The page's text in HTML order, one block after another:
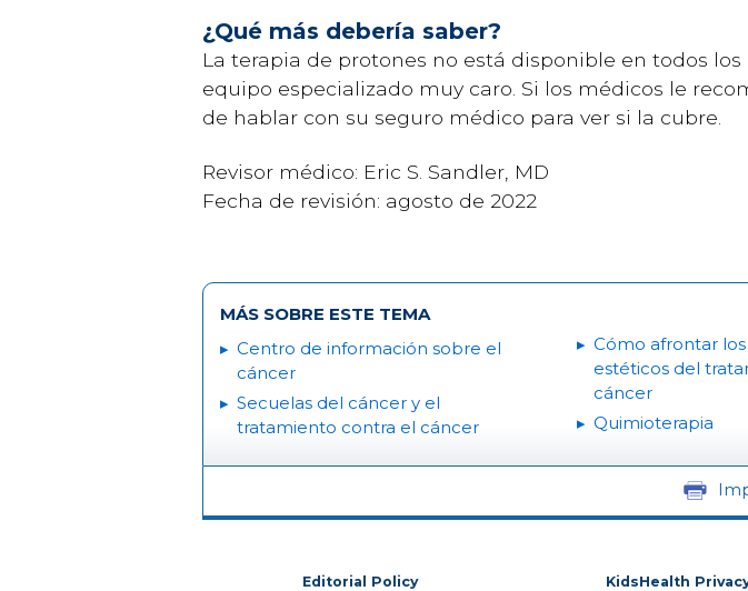
¿Qué más debería saber?
La terapia de protones no está disponible en todos
equipo especializado muy caro. Si los médicos le
de hablar con su seguro médico para ver si la cubre.
Revisor médico: Eric S. Sandler, MD
Fecha de revisión: agosto de 2022
MÁS SOBRE ESTE TEMA
Centro de información sobre el
cáncer
Secuelas del cáncer y el
tratamiento contra el cáncer
Cómo afrontar
estéticos del
cáncer
Quimioterapia
Editorial Policy KidsHealth